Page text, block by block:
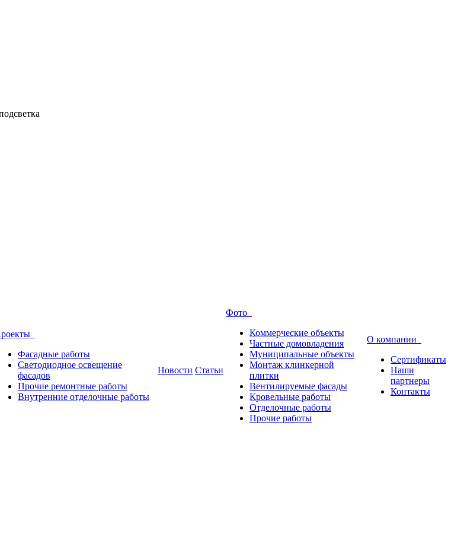
Фасадные работы
Светодиодное освещение
фасадов
Прочие ремонтные работы
Внутренние отделочные работы
Новости Статьи
Фото
Коммерческие объекты
Частные домовладения
Муниципальные объекты
Монтаж клинкерной
плитки
Вентилируемые фасады
Кровельные работы
Отделочные работы
Прочие работы
О компании
Сертификаты
Наши
партнеры
Контакты